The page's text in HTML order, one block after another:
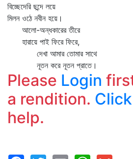
বিচ্ছেদেরি ছন্দে লয়ে
মিলন ওঠে নবীন হয়ে।
আলো-অন্ধকারের তীরে
হারায়ে পাই ফিরে ফিরে,
দেখা আমার তোমার সাথে
নূতন করে নূতন প্রাতে।
Please Login
a rendition.
help.